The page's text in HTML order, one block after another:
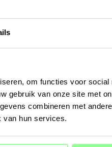
om functies voor social
gebruik van onze site met
combineren met
van hun services.
TPU/
Kleur:
TPU/